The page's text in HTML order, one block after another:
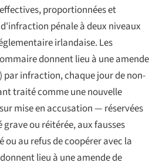
proportionnées et
pénale à deux niveaux
irlandaise. Les
donnent lieu à une amende
par infraction, chaque jour de non-
traité comme une nouvelle
mise en accusation — réservées
ou réitérée, aux fausses
au refus de coopérer avec la
lieu à une amende de